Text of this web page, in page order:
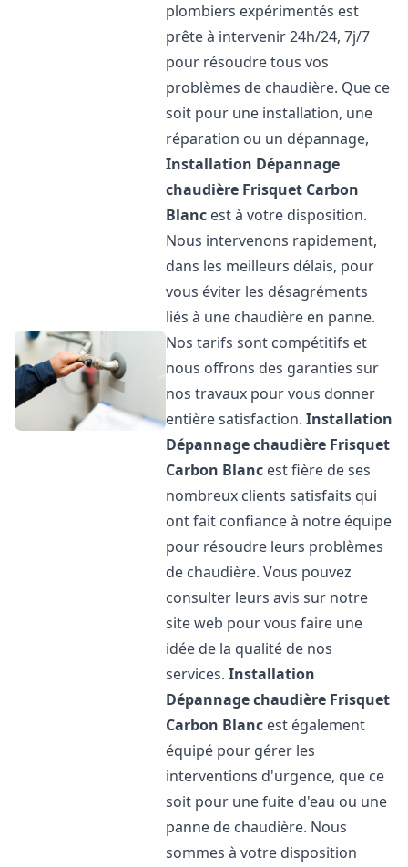
plombiers expérimentés est
prête à intervenir 24h/24, 7j/7
pour résoudre tous vos
problèmes de chaudière. Que ce
soit pour une installation, une
réparation ou un dépannage,
Installation Dépannage
chaudière Frisquet Carbon
Blanc est à votre disposition.
Nous intervenons rapidement,
dans les meilleurs délais, pour
vous éviter les désagréments
liés à une chaudière en panne.
Nos tarifs sont compétitifs et
nous offrons des garanties sur
nos travaux pour vous donner
entière satisfaction.Installation
Dépannage chaudière Frisquet
Carbon Blanc est fière de ses
nombreux clients satisfaits qui
ont fait confiance à notre équipe
pour résoudre leurs problèmes
de chaudière. Vous pouvez
consulter leurs avis sur notre
site web pour vous faire une
idée de la qualité de nos
services.Installation
Dépannage chaudière Frisquet
Carbon Blanc est également
équipé pour gérer les
interventions d'urgence, que ce
soit pour une fuite d'eau ou une
panne de chaudière. Nous
sommes à votre disposition